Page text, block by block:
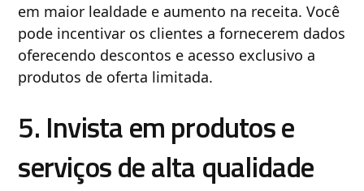
em maior lealdade e aumento na receita. Você
pode incentivar os clientes a fornecerem dados
oferecendo descontos e acesso exclusivo a
produtos de oferta limitada.
5. Invista em produtos e
serviços de alta qualidade